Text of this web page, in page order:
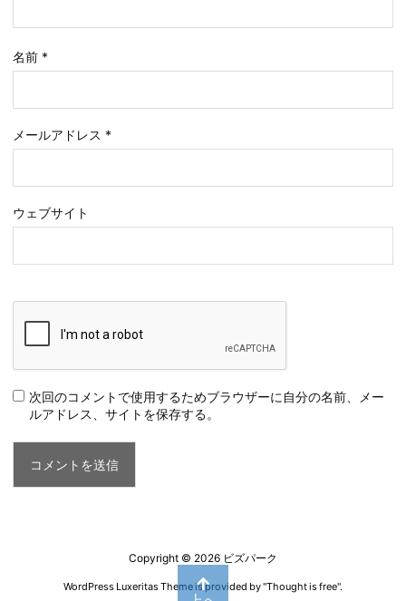
名前 *
メールアドレス *
ウェブサイト
次回のコメントで使用するためブラウザーに自分の名前、メー
ルアドレス、サイトを保存する。
Copyright © 2026 ビズパーク
WordPress Luxeritas Theme is provided by "Thought is free".